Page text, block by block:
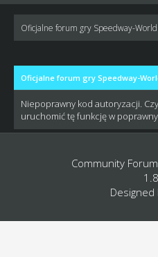
Oficjalne forum gry Speedway-World
Oficjalne forum gry Speedway-
Niepoprawny kod autoryzacji.
uruchomić tę funkcję w
Community
Designed